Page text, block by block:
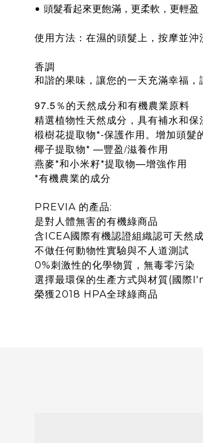
• 頭髮看起來更飽滿，更柔軟，更輕盈
使用方法： 在濕的頭髮上，按摩並沖
香調
和諧的果味，讓您的一天充滿幸福
97.5％的天然成分和有機農業原料
精選植物性天然成分，具有補水和保
椴樹花提取物*-保護作用。增加頭髮
椰子提取物* —豐盈/滋養作用
燕麥*和小米籽*提取物—增強作用
*有機農業的成分
PREVIA 的產品:
是對人體無害的有機綠商品
含ICEA國際有機認證組織認可天然
不做任何動物性實驗與不人道測試
0%刺激性的化學物質，無毒零污染
選擇最環保的生產方式與材質(國際
榮獲2018 HPA全球綠商品